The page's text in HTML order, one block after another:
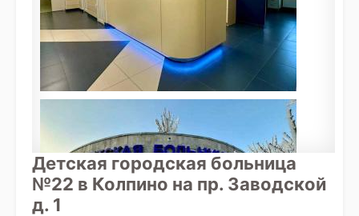
Детская городская больница
№22 в Колпино на пр. Заводской
д. 1